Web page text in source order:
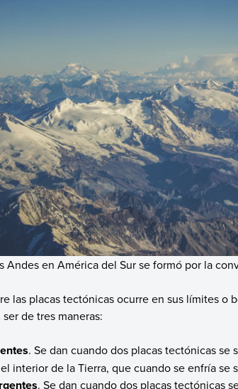
Andes en América del Sur se formó por la
las placas tectónicas ocurre en sus límites o
de tres maneras:
. Se dan cuando dos placas tectónicas se
interior de la Tierra, que cuando se enfría se
. Se dan cuando dos placas tectónicas